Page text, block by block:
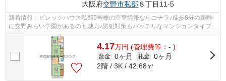
大阪府交野市私部８丁目11-5
新着情報：ビレッジハウス私部5号棟の空室情報ならコチラ♪徒歩8分の距離
に交野みらい学園があるのも魅力♪防犯対策もバッチリなマンションタイプの
物件です♪常に新鮮な空気を取り入れら...
4.17万円 (管理費等：- )
敷金 0ヶ月 礼金 0ヶ月
2階 / 3K / 42.68㎡